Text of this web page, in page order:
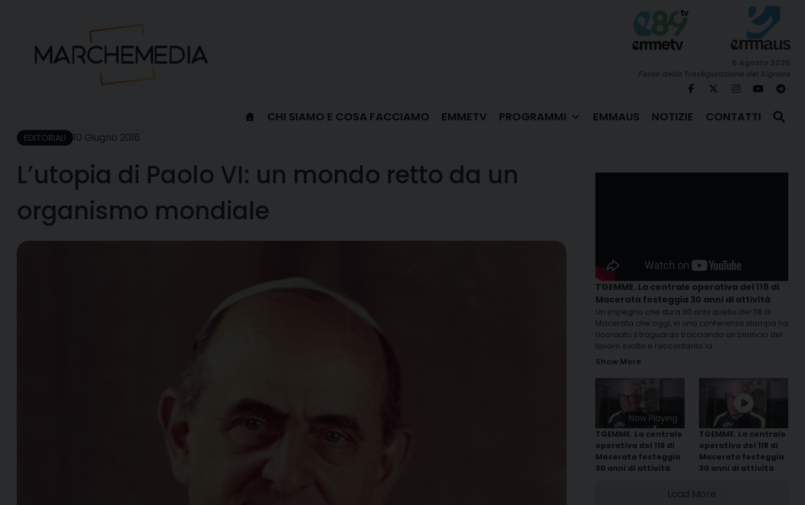
CHI SIAMO E COSA FACCIAMO EMMETV PROGRAMMI EMMAUS NOTIZIE CONTATTI
EDITORIALI 10 Giugno 2016
L’utopia di Paolo VI: un mondo retto da un
organismo mondiale
TGEMME. La centrale operativa del 118 di
Macerata festeggia 30 anni di attività
Un impegno che dura 30 anni quello del 118 di
Macerata che oggi, in una conferenza stampa ha
ricordato il traguardo tracciando un bilancio del
lavoro svolto e raccontanto la ...
Show More
Now Playing
TGEMME. La centrale
operativa del 118 di
Macerata festeggia
30 anni di attività
TGEMME. La centrale
operativa del 118 di
Macerata festeggia
30 anni di attività
Load More